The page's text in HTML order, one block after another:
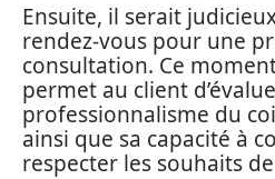
Ensuite, il serait
rendez-vous pour une
consultation. Ce
permet au client
professionnalisme du
ainsi que sa capacité à
respecter les souhaits